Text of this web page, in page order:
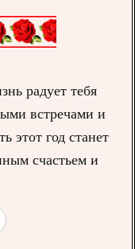
радует тебя
встречами и
этот год станет
счастьем и